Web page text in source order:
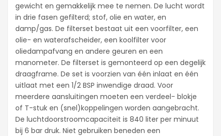
gewicht en gemakkelijk mee te nemen. De lucht wordt
in drie fasen gefilterd; stof, olie en water, en
damp/gas. De filterset bestaat uit een voorfilter, een
olie- en waterafscheider, een koolfilter voor
oliedampafvang en andere geuren en een
manometer. De filterset is gemonteerd op een degelijk
draagframe. De set is voorzien van één inlaat en één
uitlaat met een 1/2 BSP inwendige draad. Voor
meerdere aansluitingen moeten een verdeel- blokje
of T-stuk en (snel)koppelingen worden aangebracht.
De luchtdoorstroomcapaciteit is 840 liter per minuut
bij 6 bar druk. Niet gebruiken beneden een